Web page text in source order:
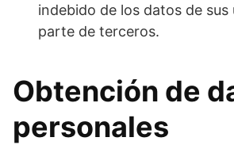
indebido de los datos de sus
parte de terceros.
Obtención de
personales